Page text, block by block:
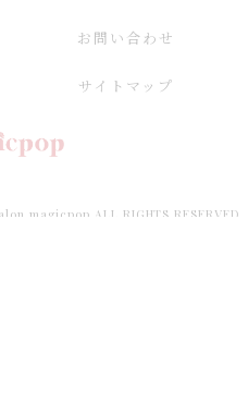
お問い合わせ
サイトマップ
magicpop ALL RIGHTS RESERVED.